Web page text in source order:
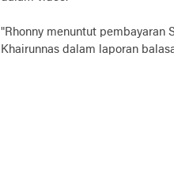
"Rhonny menuntut pembayaran
Khairunnas dalam laporan